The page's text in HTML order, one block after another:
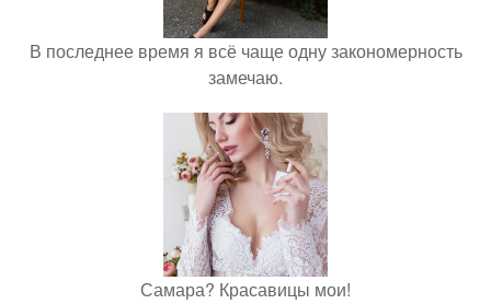
В последнее время я всё чаще одну закономерность
замечаю.
Самара? Красавицы мои!